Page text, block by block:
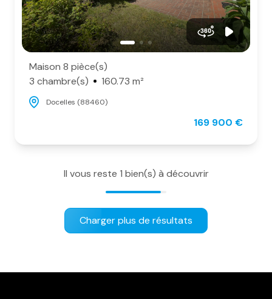
Maison 8 pièce(s)
3 chambre(s)
160.73 m²
Docelles (88460)
169 900 €
Il vous reste 1 bien(s) à découvrir
Charger plus de résultats